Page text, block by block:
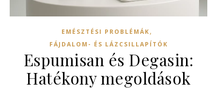
EMÉSZTÉSI PROBLÉMÁK,
FÁJDALOM- ÉS LÁZCSILLAPÍTÓK
Espumisan és Degasin:
Hatékony megoldások